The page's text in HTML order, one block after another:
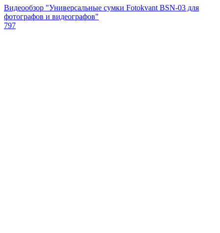
Видеообзор "Универсальные сумки Fotokvant BSN-03 для
фотографов и видеографов"
797